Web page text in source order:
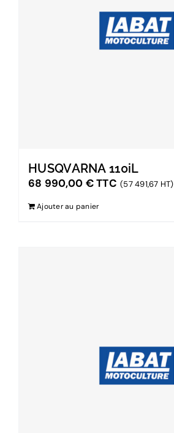
HUSQVARNA 110iL
68 990,00 €TTC (57 491,67 HT)
Ajouter au panier